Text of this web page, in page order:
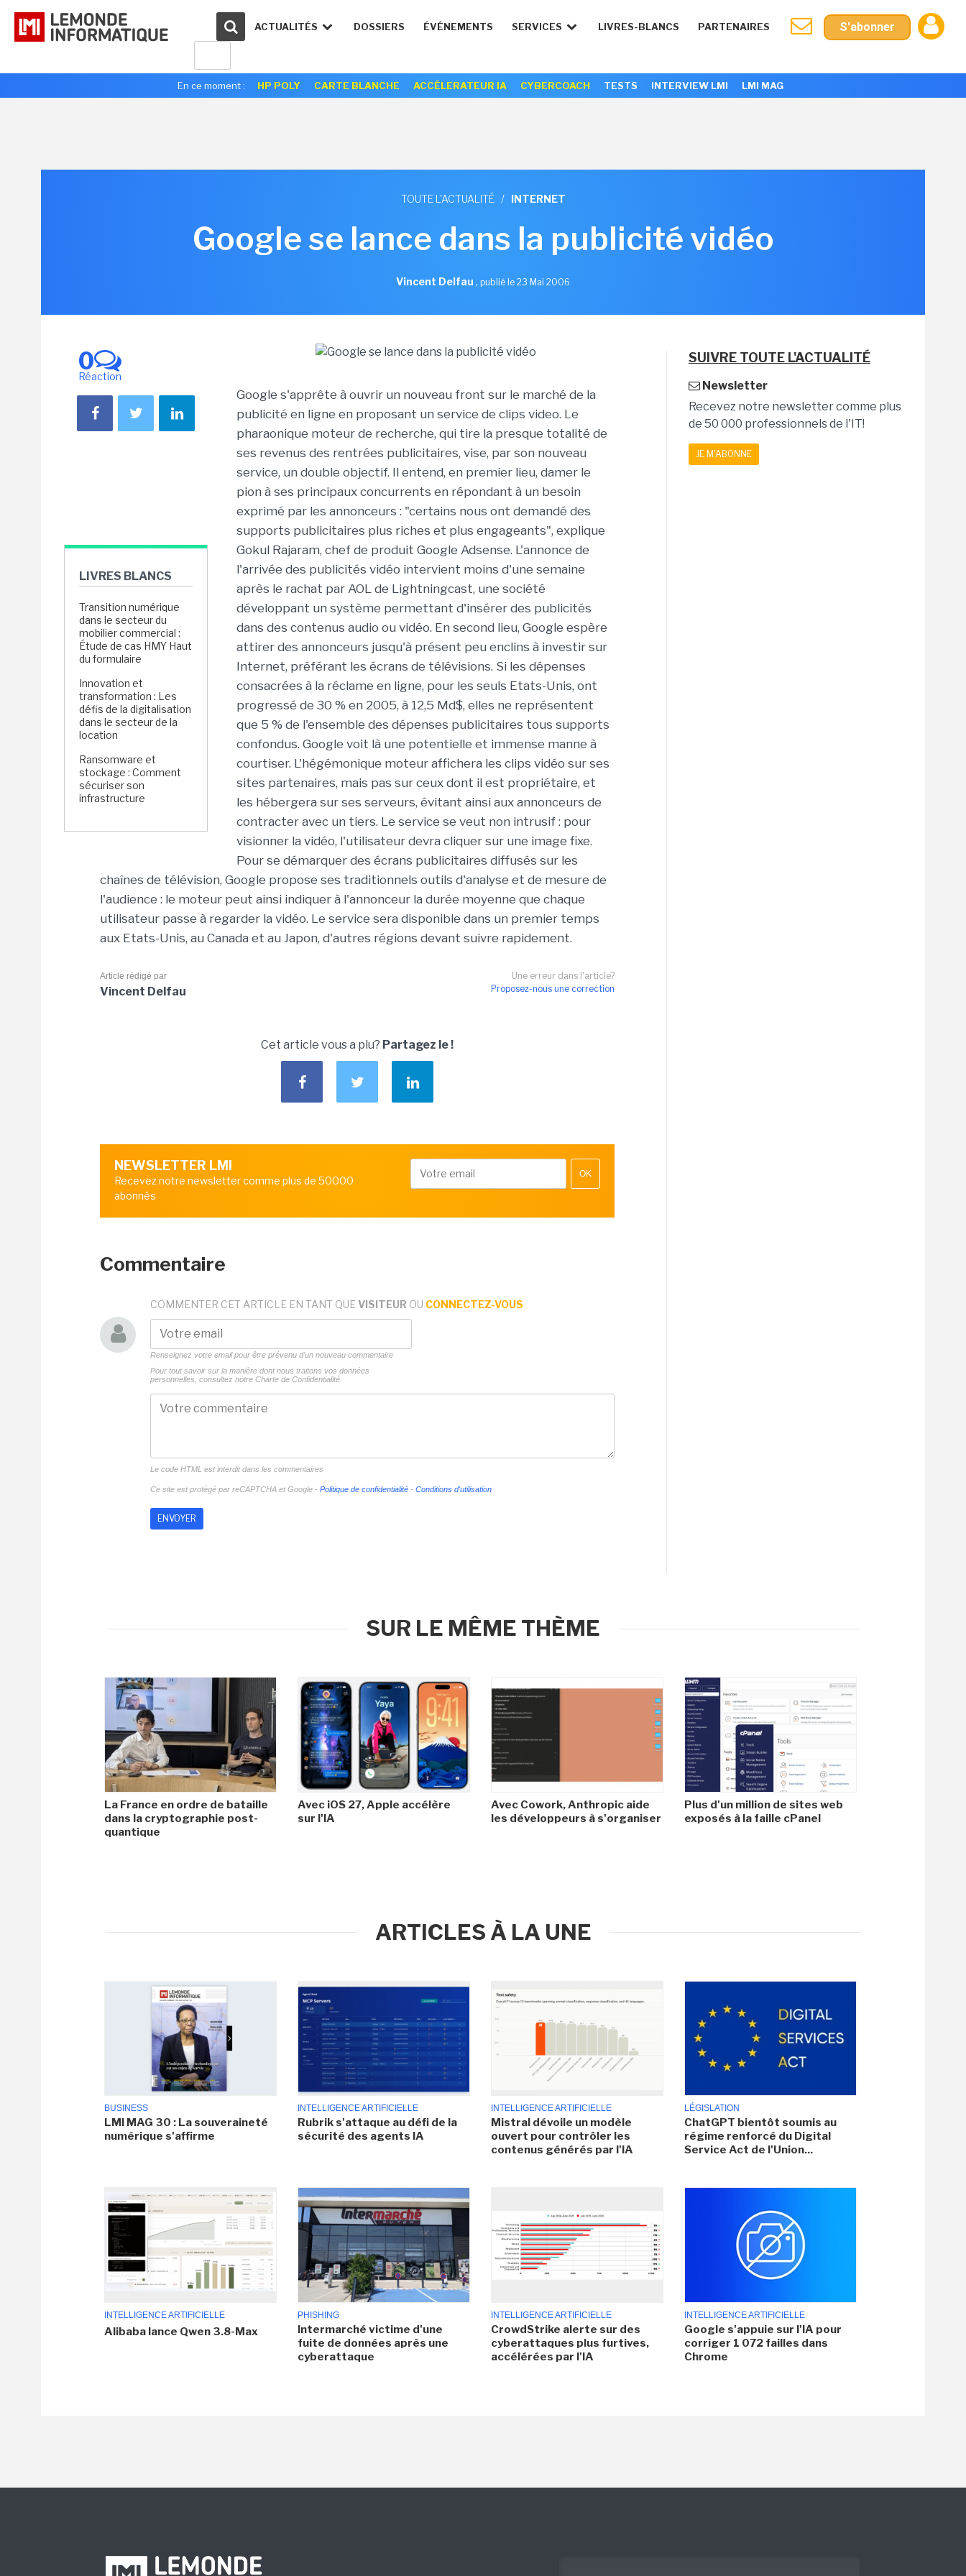
ACTUALITÉS DOSSIERS ÉVÉNEMENTS SERVICES LIVRES-BLANCS PARTENAIRES S'abonner
En ce moment : HP POLY CARTE BLANCHE ACCÉLERATEUR IA CYBERCOACH TESTS INTERVIEW LMI LMI MAG
TOUTE L'ACTUALITÉ / INTERNET
Google se lance dans la publicité vidéo
Vincent Delfau , publié le 23 Mai 2006
0
Réaction
LIVRES BLANCS
Transition numérique
dans le secteur du
mobilier commercial :
Étude de cas HMY Haut
du formulaire
Innovation et
transformation : Les
défis de la digitalisation
dans le secteur de la
location
Ransomware et
stockage : Comment
sécuriser son
infrastructure
Google s'apprête à ouvrir un nouveau front sur le marché de la
publicité en ligne en proposant un service de clips video. Le
pharaonique moteur de recherche, qui tire la presque totalité de
ses revenus des rentrées publicitaires, vise, par son nouveau
service, un double objectif. Il entend, en premier lieu, damer le
pion à ses principaux concurrents en répondant à un besoin
exprimé par les annonceurs : "certains nous ont demandé des
supports publicitaires plus riches et plus engageants", explique
Gokul Rajaram, chef de produit Google Adsense. L'annonce de
l'arrivée des publicités vidéo intervient moins d'une semaine
après le rachat par AOL de Lightningcast, une société
développant un système permettant d'insérer des publicités
dans des contenus audio ou vidéo. En second lieu, Google espère
attirer des annonceurs jusqu'à présent peu enclins à investir sur
Internet, préférant les écrans de télévisions. Si les dépenses
consacrées à la réclame en ligne, pour les seuls Etats-Unis, ont
progressé de 30 % en 2005, à 12,5 Md$, elles ne représentent
que 5 % de l'ensemble des dépenses publicitaires tous supports
confondus. Google voit là une potentielle et immense manne à
courtiser. L'hégémonique moteur affichera les clips vidéo sur ses
sites partenaires, mais pas sur ceux dont il est propriétaire, et
les hébergera sur ses serveurs, évitant ainsi aux annonceurs de
contracter avec un tiers. Le service se veut non intrusif : pour
visionner la vidéo, l'utilisateur devra cliquer sur une image fixe.
Pour se démarquer des écrans publicitaires diffusés sur les
chaînes de télévision, Google propose ses traditionnels outils d'analyse et de mesure de
l'audience : le moteur peut ainsi indiquer à l'annonceur la durée moyenne que chaque
utilisateur passe à regarder la vidéo. Le service sera disponible dans un premier temps
aux Etats-Unis, au Canada et au Japon, d'autres régions devant suivre rapidement.
Une erreur dans l'article?
Proposez-nous une correction
Article rédigé par
Vincent Delfau
Cet article vous a plu? Partagez le !
NEWSLETTER LMI
Recevez notre newsletter comme plus de 50000
abonnés
OK
Commentaire
COMMENTER CET ARTICLE EN TANT QUE VISITEUR OU CONNECTEZ-VOUS
Renseignez votre email pour être prévenu d'un nouveau commentaire
Pour tout savoir sur la manière dont nous traitons vos données
personnelles, consultez notre Charte de Confidentialité.
Le code HTML est interdit dans les commentaires
Ce site est protégé par reCAPTCHA et Google - Politique de confidentialité - Conditions d'utilisation
SUIVRE TOUTE L'ACTUALITÉ
Newsletter
Recevez notre newsletter comme plus
de 50 000 professionnels de l'IT!
JE M'ABONNE
SUR LE MÊME THÈME
La France en ordre de bataille
dans la cryptographie post-
quantique
Avec iOS 27, Apple accélère
sur l'IA
Avec Cowork, Anthropic aide
les développeurs à s'organiser
Plus d'un million de sites web
exposés à la faille cPanel
ARTICLES À LA UNE
BUSINESS
LMI MAG 30 : La souveraineté
numérique s'affirme
INTELLIGENCE ARTIFICIELLE
Rubrik s'attaque au défi de la
sécurité des agents IA
INTELLIGENCE ARTIFICIELLE
Mistral dévoile un modèle
ouvert pour contrôler les
contenus générés par l'IA
LÉGISLATION
ChatGPT bientôt soumis au
régime renforcé du Digital
Service Act de l'Union...
INTELLIGENCE ARTIFICIELLE
Alibaba lance Qwen 3.8-Max
PHISHING
Intermarché victime d'une
fuite de données après une
cyberattaque
INTELLIGENCE ARTIFICIELLE
CrowdStrike alerte sur des
cyberattaques plus furtives,
accélérées par l'IA
INTELLIGENCE ARTIFICIELLE
Google s'appuie sur l'IA pour
corriger 1 072 failles dans
Chrome